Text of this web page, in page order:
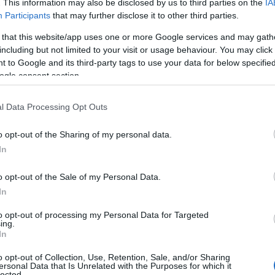
This information may also be disclosed by us to third parties on the
Participants that may further disclose it to other third parties.
that this website/app uses one or more Google services and may
but not limited to your visit or usage behaviour. You may
to Google and its third-party tags to use your data for below
consent section.
Data Processing Opt Outs
opt-out of the Sharing of my personal data.
opt-out of the Sale of my Personal Data.
opt-out of processing my Personal Data for Targeted
opt-out of Collection, Use, Retention, Sale, and/or Sharing
Data that Is Unrelated with the Purposes for which it
ΡΑΠΤΙΚΗΣ
603
πτυχίο και βεβαίωση ισοτιμίας με
αντίστοιχης ειδικότητας κατώτερης
σαφής η βαθμίδα εκπαίδευσης ή
αλλοδαπής αντίστοιχης ειδικότητας
επαγγελματική πείρα μετά την κτήση
της ημεδαπής ή αλλοδαπής.
604
πτυχίο και βεβαίωση ισοτιμίας με
αντίστοιχης ειδικότητας κατώτερης
αλλοδαπής αντίστοιχης ειδικότητας
επαγγελματική πείρα μετά την κτήση
605
Πτυχίο Α΄ κύκλου ΤΕΕ ή Τεχνικής και
Επαγγελματικής Σχολής ή Κατώτερης
πτυχίο και βεβαίωση ισοτιμίας με
αντίστοιχης ειδικότητας κατώτερης
Σχολής από τον αρμόδιο φορέα εάν